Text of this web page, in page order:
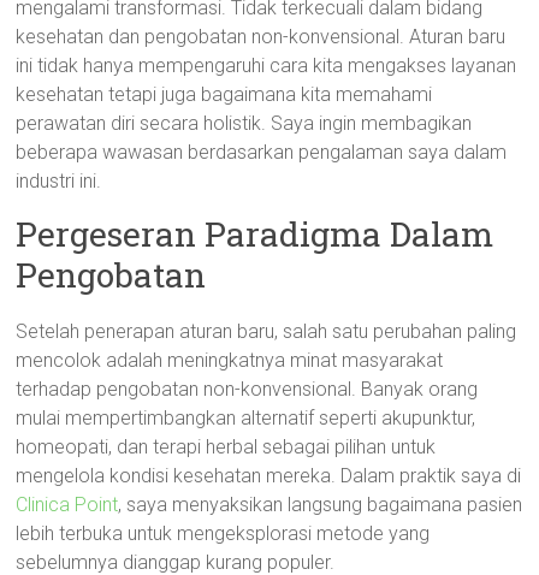
mengalami transformasi. Tidak terkecuali dalam bidang
kesehatan dan pengobatan non-konvensional. Aturan baru
ini tidak hanya mempengaruhi cara kita mengakses layanan
kesehatan tetapi juga bagaimana kita memahami
perawatan diri secara holistik. Saya ingin membagikan
beberapa wawasan berdasarkan pengalaman saya dalam
industri ini.
Pergeseran Paradigma Dalam
Pengobatan
Setelah penerapan aturan baru, salah satu perubahan paling
mencolok adalah meningkatnya minat masyarakat
terhadap pengobatan non-konvensional. Banyak orang
mulai mempertimbangkan alternatif seperti akupunktur,
homeopati, dan terapi herbal sebagai pilihan untuk
mengelola kondisi kesehatan mereka. Dalam praktik saya di
Clinica Point, saya menyaksikan langsung bagaimana pasien
lebih terbuka untuk mengeksplorasi metode yang
sebelumnya dianggap kurang populer.